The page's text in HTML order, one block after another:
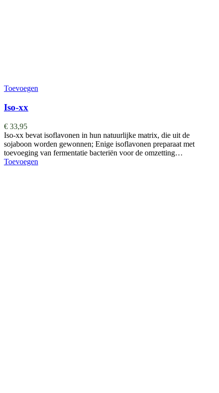
Toevoegen
Iso-xx
€ 33,95
Iso-xx bevat isoflavonen in hun natuurlijke matrix, die uit de
sojaboon worden gewonnen; Enige isoflavonen preparaat met
toevoeging van fermentatie bacteriën voor de omzetting…
Toevoegen